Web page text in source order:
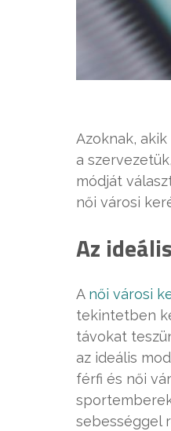
Azoknak,
a
módját
női városi
Az
A női városi
tekintetben
távokat
az ideális
férfi és női
sebességgel